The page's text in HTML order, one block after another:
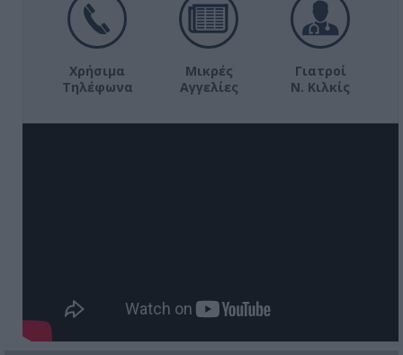
Χρήσιμα
Τηλέφωνα
Μικρές
Αγγελίες
Γιατροί
Ν. Κιλκίς